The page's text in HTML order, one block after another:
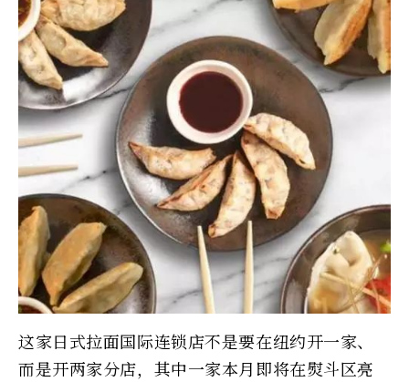
这家日式拉面国际连锁店不是要在纽约开一家、
而是开两家分店，其中一家本月即将在熨斗区亮